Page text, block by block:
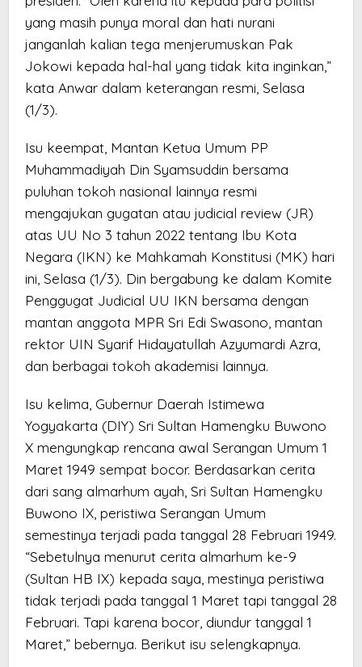
yang masih punya moral dan hati nurani
janganlah kalian tega menjerumuskan Pak
Jokowi kepada hal-hal yang tidak kita inginkan,”
kata Anwar dalam keterangan resmi, Selasa
(1/3).
Isu keempat, Mantan Ketua Umum PP
Muhammadiyah Din Syamsuddin bersama
puluhan tokoh nasional lainnya resmi
mengajukan gugatan atau judicial review (JR)
atas UU No 3 tahun 2022 tentang Ibu Kota
Negara (IKN) ke Mahkamah Konstitusi (MK) hari
ini, Selasa (1/3). Din bergabung ke dalam Komite
Penggugat Judicial UU IKN bersama dengan
mantan anggota MPR Sri Edi Swasono, mantan
rektor UIN Syarif Hidayatullah Azyumardi Azra,
dan berbagai tokoh akademisi lainnya.
Isu kelima, Gubernur Daerah Istimewa
Yogyakarta (DIY) Sri Sultan Hamengku Buwono
X mengungkap rencana awal Serangan Umum 1
Maret 1949 sempat bocor. Berdasarkan cerita
dari sang almarhum ayah, Sri Sultan Hamengku
Buwono IX, peristiwa Serangan Umum
semestinya terjadi pada tanggal 28 Februari 1949.
“Sebetulnya menurut cerita almarhum ke-9
(Sultan HB IX) kepada saya, mestinya peristiwa
tidak terjadi pada tanggal 1 Maret tapi tanggal 28
Februari. Tapi karena bocor, diundur tanggal 1
Maret,” bebernya. Berikut isu selengkapnya.